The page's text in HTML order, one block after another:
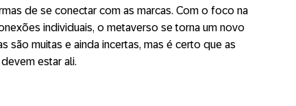
de se conectar com as marcas. Com o foco na
individuais, o metaverso se torna um novo
são muitas e ainda incertas, mas é certo que as
estar ali.